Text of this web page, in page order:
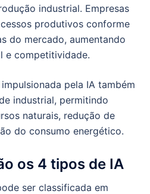
industrial. Empresas
produtivos conforme
do mercado, aumentando
e competitividade.
pela IA também
industrial, permitindo
naturais, redução de
do consumo energético.
os 4 tipos de IA
ser classificada em